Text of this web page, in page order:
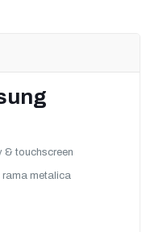
& touchscreen
metalica